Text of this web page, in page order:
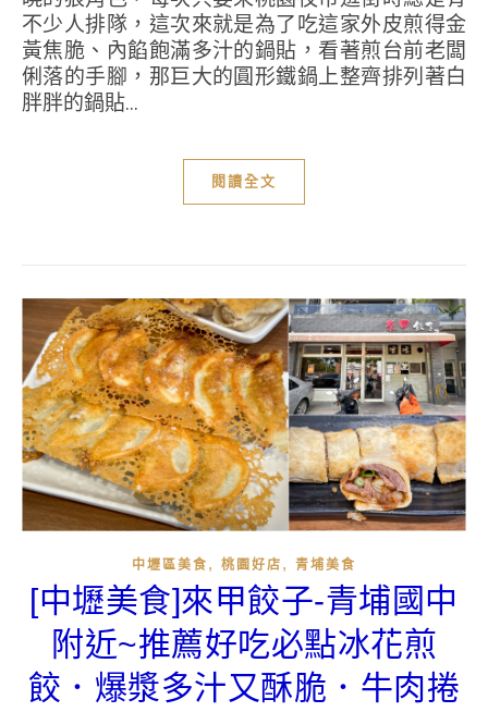
不少人排隊，這次來就是為了吃這家外皮煎得金
黃焦脆、內餡飽滿多汁的鍋貼，看著煎台前老闆
俐落的手腳，那巨大的圓形鐵鍋上整齊排列著白
胖胖的鍋貼...
閱讀全文
中壢區美食 , 桃園好店 , 青埔美食
[中壢美食]來甲餃子-青埔國中
附近~推薦好吃必點冰花煎
餃．爆漿多汁又酥脆．牛肉捲